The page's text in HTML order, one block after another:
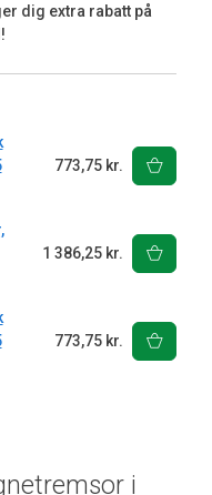
i
dig extra rabatt på
773,75 kr.
1 386,25 kr.
773,75 kr.